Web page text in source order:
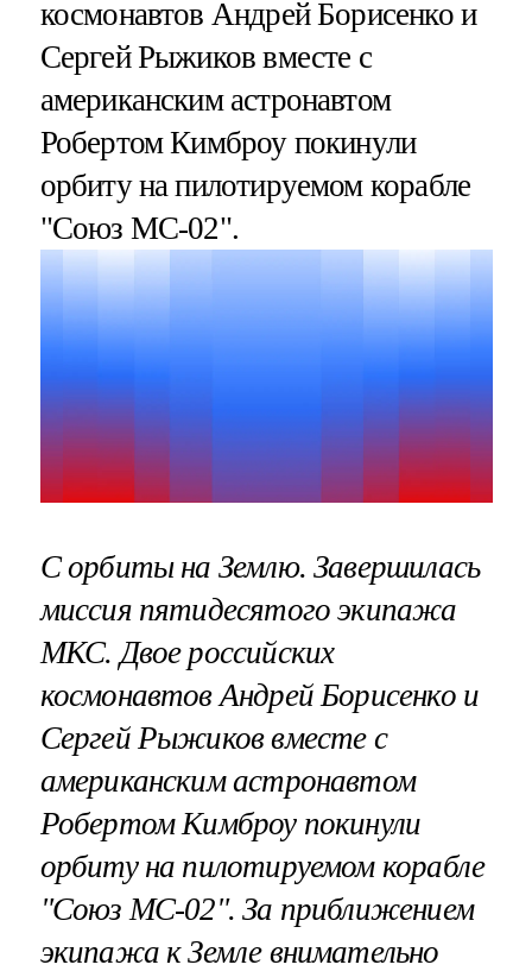
космонавтов Андрей Борисенко и
Сергей Рыжиков вместе с
американским астронавтом
Робертом Кимброу покинули
орбиту на пилотируемом корабле
"Союз МС-02".
С орбиты на Землю. Завершилась
миссия пятидесятого экипажа
МКС. Двое российских
космонавтов Андрей Борисенко и
Сергей Рыжиков вместе с
американским астронавтом
Робертом Кимброу покинули
орбиту на пилотируемом корабле
"Союз МС-02". За приближением
экипажа к Земле внимательно